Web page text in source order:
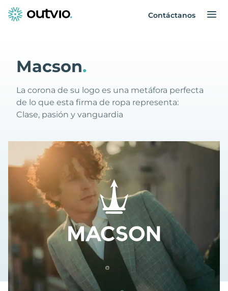
Contáctanos
Macson.
La corona de su logo es una metáfora perfecta
de lo que esta firma de ropa representa:
Clase, pasión y vanguardia